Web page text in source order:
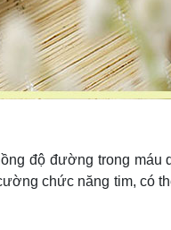
độ đường trong máu
chức năng tim, có